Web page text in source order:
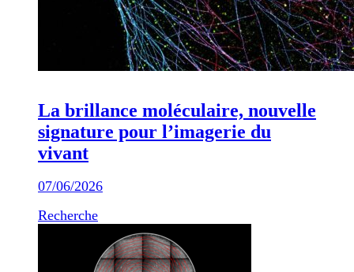
La brillance moléculaire, nouvelle
signature pour l’imagerie du
vivant
07/06/2026
Recherche